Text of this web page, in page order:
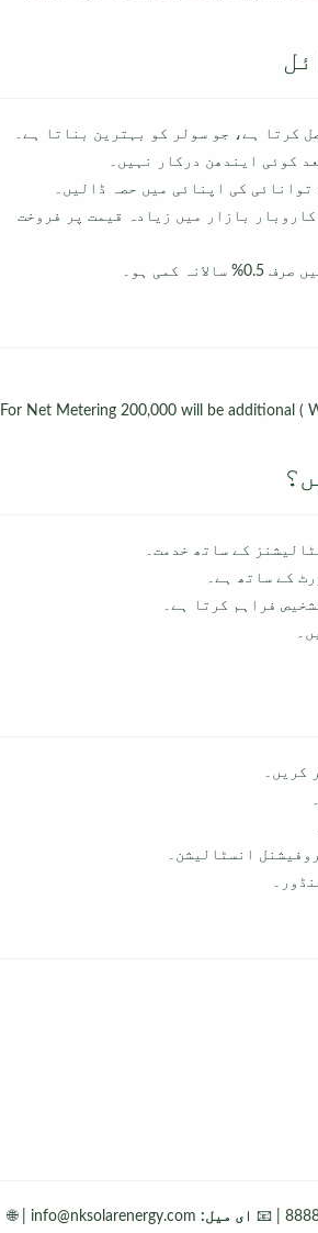
کوئی ایندھن درکار نہیں۔
کی اپنائی میں حصہ ڈالیں۔
بازار میں زیادہ قیمت پر فروخت
1 For Net Metering 200,000 will be additional
کے ساتھ ہے۔
فراہم کرتا ہے۔
کریں۔
انسٹالیشن۔
ای میل: